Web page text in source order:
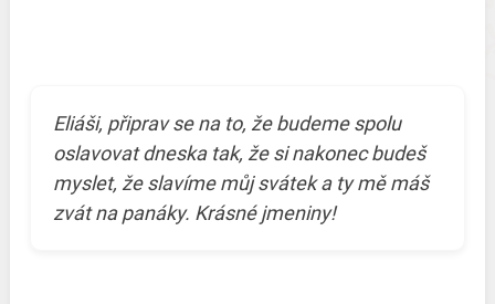
Eliáši, připrav se na to, že budeme spolu
oslavovat dneska tak, že si nakonec budeš
myslet, že slavíme můj svátek a ty mě máš
zvát na panáky. Krásné jmeniny!